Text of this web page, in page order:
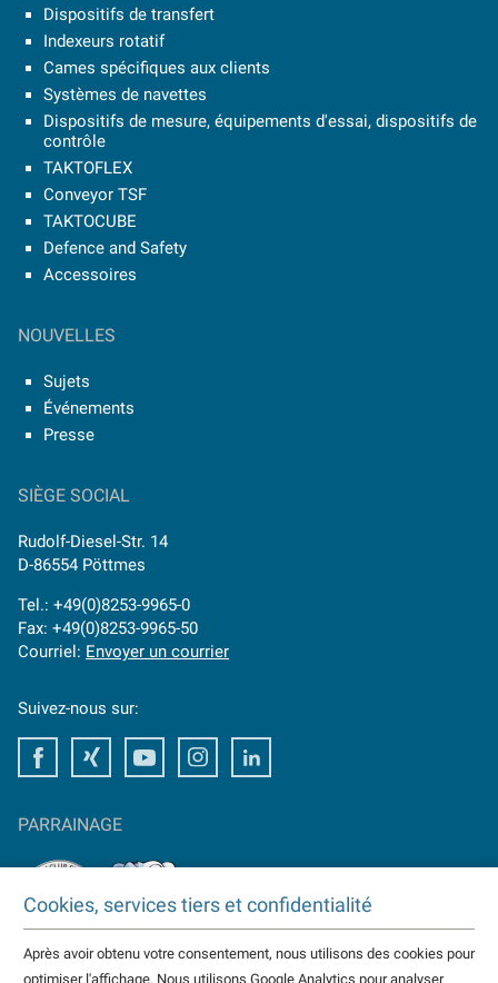
Dispositifs de transfert
Indexeurs rotatif
Cames spécifiques aux clients
Systèmes de navettes
Dispositifs de mesure, équipements d'essai, dispositifs de
contrôle
TAKTOFLEX
Conveyor TSF
TAKTOCUBE
Defence and Safety
Accessoires
NOUVELLES
Sujets
Événements
Presse
SIÈGE SOCIAL
Rudolf-Diesel-Str. 14
D-86554 Pöttmes
Tel.: +49(0)8253-9965-0
Fax: +49(0)8253-9965-50
Courriel: Envoyer un courrier
Suivez-nous sur:
FacebookXing Youtube Instagram
PARRAINAGE
TAKTOMAT est partenaire de
Cookies, services tiers et confidentialité
Après avoir obtenu votre consentement, nous utilisons des cookies pour
optimiser l'affichage. Nous utilisons Google Analytics pour analyser